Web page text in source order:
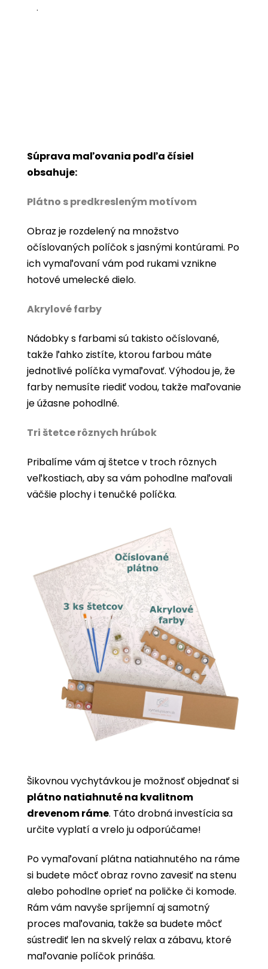
.
Súprava maľovania podľa čísiel
obsahuje:
Plátno s predkresleným motívom
Obraz je rozdelený na množstvo
očíslovaných políčok s jasnými kontúrami. Po
ich vymaľovaní vám pod rukami vznikne
hotové umelecké dielo.
Akrylové farby
Nádobky s farbami sú takisto očíslované,
takže ľahko zistíte, ktorou farbou máte
jednotlivé políčka vymaľovať. Výhodou je, že
farby nemusíte riediť vodou, takže maľovanie
je úžasne pohodlné.
Tri štetce rôznych hrúbok
Pribalíme vám aj štetce v troch rôznych
veľkostiach, aby sa vám pohodlne maľovali
väčšie plochy i tenučké políčka.
Šikovnou vychytávkou je možnosť objednať si
plátno natiahnuté na kvalitnom
drevenom ráme. Táto drobná investícia sa
určite vyplatí a vrelo ju odporúčame!
Po vymaľovaní plátna natiahnutého na ráme
si budete môcť obraz rovno zavesiť na stenu
alebo pohodlne oprieť na poličke či komode.
Rám vám navyše spríjemní aj samotný
proces maľovania, takže sa budete môcť
sústrediť len na skvelý relax a zábavu, ktoré
maľovanie políčok prináša.